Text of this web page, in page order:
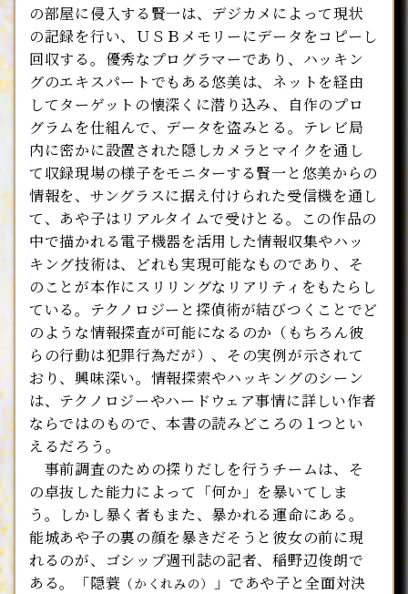
の部屋に侵入する賢一は、デジカメによって現状
の記録を行い、ＵＳＢメモリーにデータをコピーし
回収する。優秀なプログラマーであり、ハッキン
グのエキスパートでもある悠美は、ネットを経由
してターゲットの懐深くに潜り込み、自作のプロ
グラムを仕組んで、データを盗みとる。テレビ局
内に密かに設置された隠しカメラとマイクを通し
て収録現場の様子をモニターする賢一と悠美からの
情報を、サングラスに据え付けられた受信機を通し
て、あや子はリアルタイムで受けとる。この作品の
中で描かれる電子機器を活用した情報収集やハッ
キング技術は、どれも実現可能なものであり、そ
のことが本作にスリリングなリアリティをもたらし
ている。テクノロジーと探偵術が結びつくことでど
のような情報探査が可能になるのか（もちろん彼
らの行動は犯罪行為だが）、その実例が示されて
おり、興味深い。情報探索やハッキングのシーン
は、テクノロジーやハードウェア事情に詳しい作者
ならではのもので、本書の読みどころの１つとい
えるだろう。
事前調査のための探りだしを行うチームは、そ
の卓抜した能力によって「何か」を暴いてしま
う。しかし暴く者もまた、暴かれる運命にある。
能城あや子の裏の顔を暴きだそうと彼女の前に現
れるのが、ゴシップ週刊誌の記者、稲野辺俊朗で
ある。「隠蓑 （かくれみの）
」であや子と全面対決